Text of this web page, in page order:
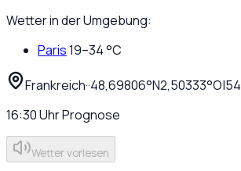
Wetter in der Umgebung:
Paris19–34°C
Frankreich··48,69806°N2,50333°O|54
16:30UhrPrognose
Wetter vorlesen